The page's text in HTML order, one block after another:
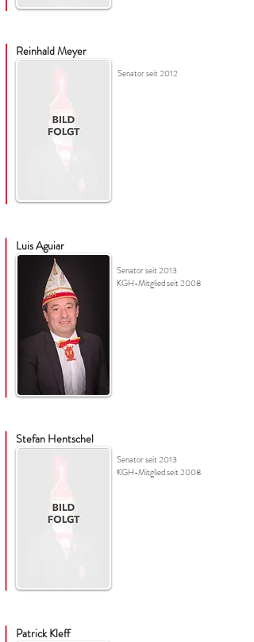
Reinhald Meyer
Senator seit 2012
Luis Aguiar
Senator seit 2013
KGH-Mitglied seit 2008
Stefan Hentschel
Senator seit 2013
KGH-Mitglied seit 2008
Patrick Kleff